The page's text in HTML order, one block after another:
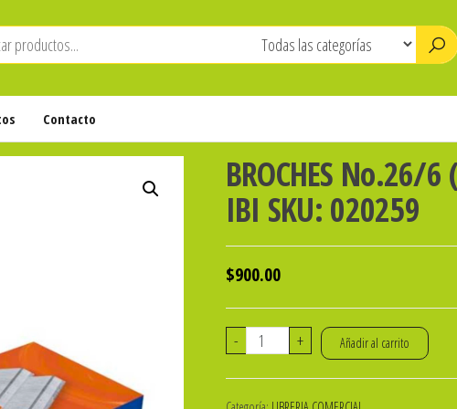
Contacto
BROCHES No.26/
IBI SKU: 020259
$900.00
-
BROCHES
+ Añadir al carrito